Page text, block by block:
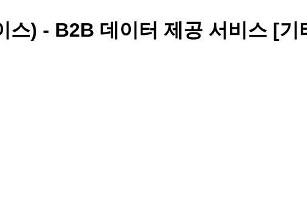
스) - B2B 데이터 제공 서비스 [기